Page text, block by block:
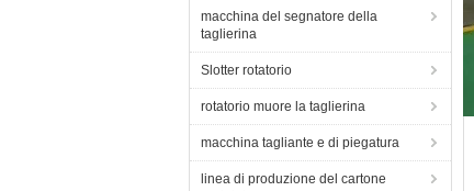
macchina del segnatore della
taglierina
Slotter rotatorio
rotatorio muore la taglierina
macchina tagliante e di piegatura
linea di produzione del cartone